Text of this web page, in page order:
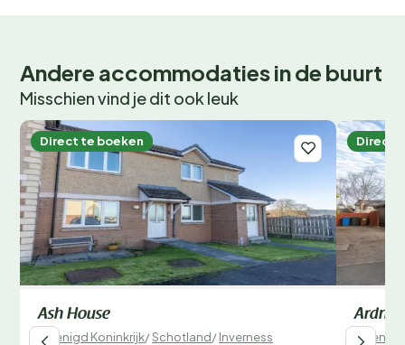
Andere accommodaties in de buurt
Misschien vind je dit ook leuk
Direct te boeken
Ash House
Verenigd Koninkrijk/Schotland/Inverness
Direct